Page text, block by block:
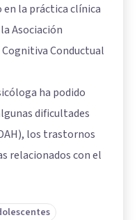
la práctica clínica
Asociación
Conductual
ha podido
dificultades
los trastornos
relacionados con el